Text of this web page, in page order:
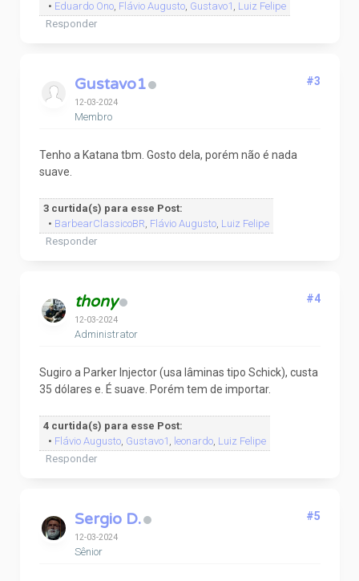
• Eduardo Ono, Flávio Augusto, Gustavo1 , Luiz Felipe
Responder
Gustavo1
12-03-2024
Membro
#3
Tenho a Katana tbm. Gosto dela, porém não é nada
suave.
3 curtida(s) para esse Post:
• BarbearClassicoBR, Flávio Augusto, Luiz Felipe
Responder
thony
12-03-2024
Administrator
#4
Sugiro a Parker Injector (usa lâminas tipo Schick), custa
35 dólares e. É suave. Porém tem de importar.
4 curtida(s) para esse Post:
• Flávio Augusto, Gustavo1 , leonardo, Luiz Felipe
Responder
Sergio D.
12-03-2024
Sênior
#5